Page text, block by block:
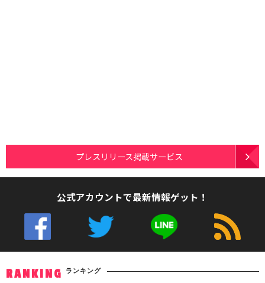
プレスリリース掲載サービス
公式アカウントで最新情報ゲット！
RANKING ランキング